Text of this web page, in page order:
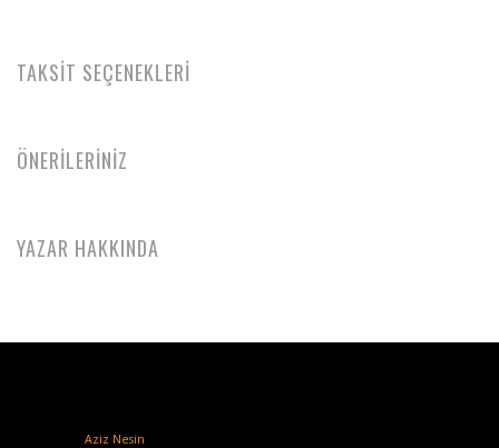
TAKSİT SEÇENEKLERİ
ÖNERİLERİNİZ
YAZAR HAKKINDA
Aziz Nesin